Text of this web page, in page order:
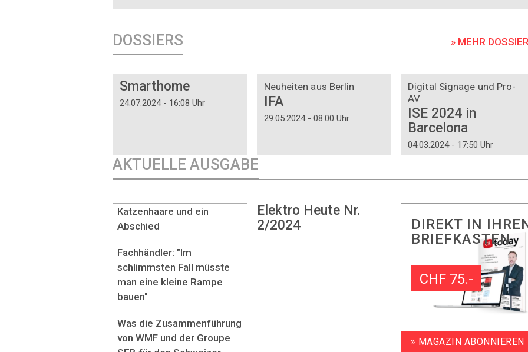
DOSSIERS » MEHR
Smarthome
24.07.2024 - 16:08 Uhr
Neuheiten aus Berlin
IFA
29.05.2024 - 08:00 Uhr
Digital Signage und Pro-
AV
ISE 2024 in
Barcelona
04.03.2024 - 17:50 Uhr
AKTUELLE AUSGABE
Elektro Heute Nr.
2/2024
Katzenhaare und ein
Abschied
Fachhändler: "Im
schlimmsten Fall müsste
man eine kleine Rampe
bauen"
Was die Zusammenführung
von WMF und der Groupe
DIREKT IN
BRIEFKASTEN
CHF 75.-
» MAGAZIN ABONNIEREN